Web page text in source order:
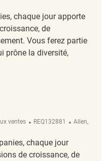
chaque jour apporte
de
Vous ferez partie
prône la diversité,
ventes ReqId
REQ132881
Allen,
chaque jour
de croissance, de